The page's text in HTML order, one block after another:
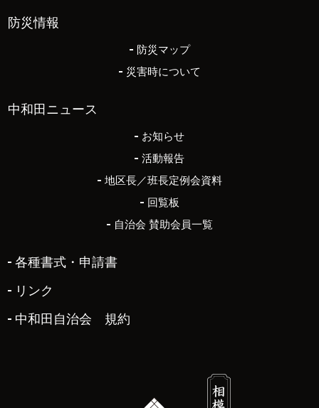
防災情報
防災マップ
災害時について
中和田ニュース
お知らせ
活動報告
地区長／班長定例会資料
回覧板
自治会 賛助会員一覧
各種書式・申請書
リンク
中和田自治会 規約